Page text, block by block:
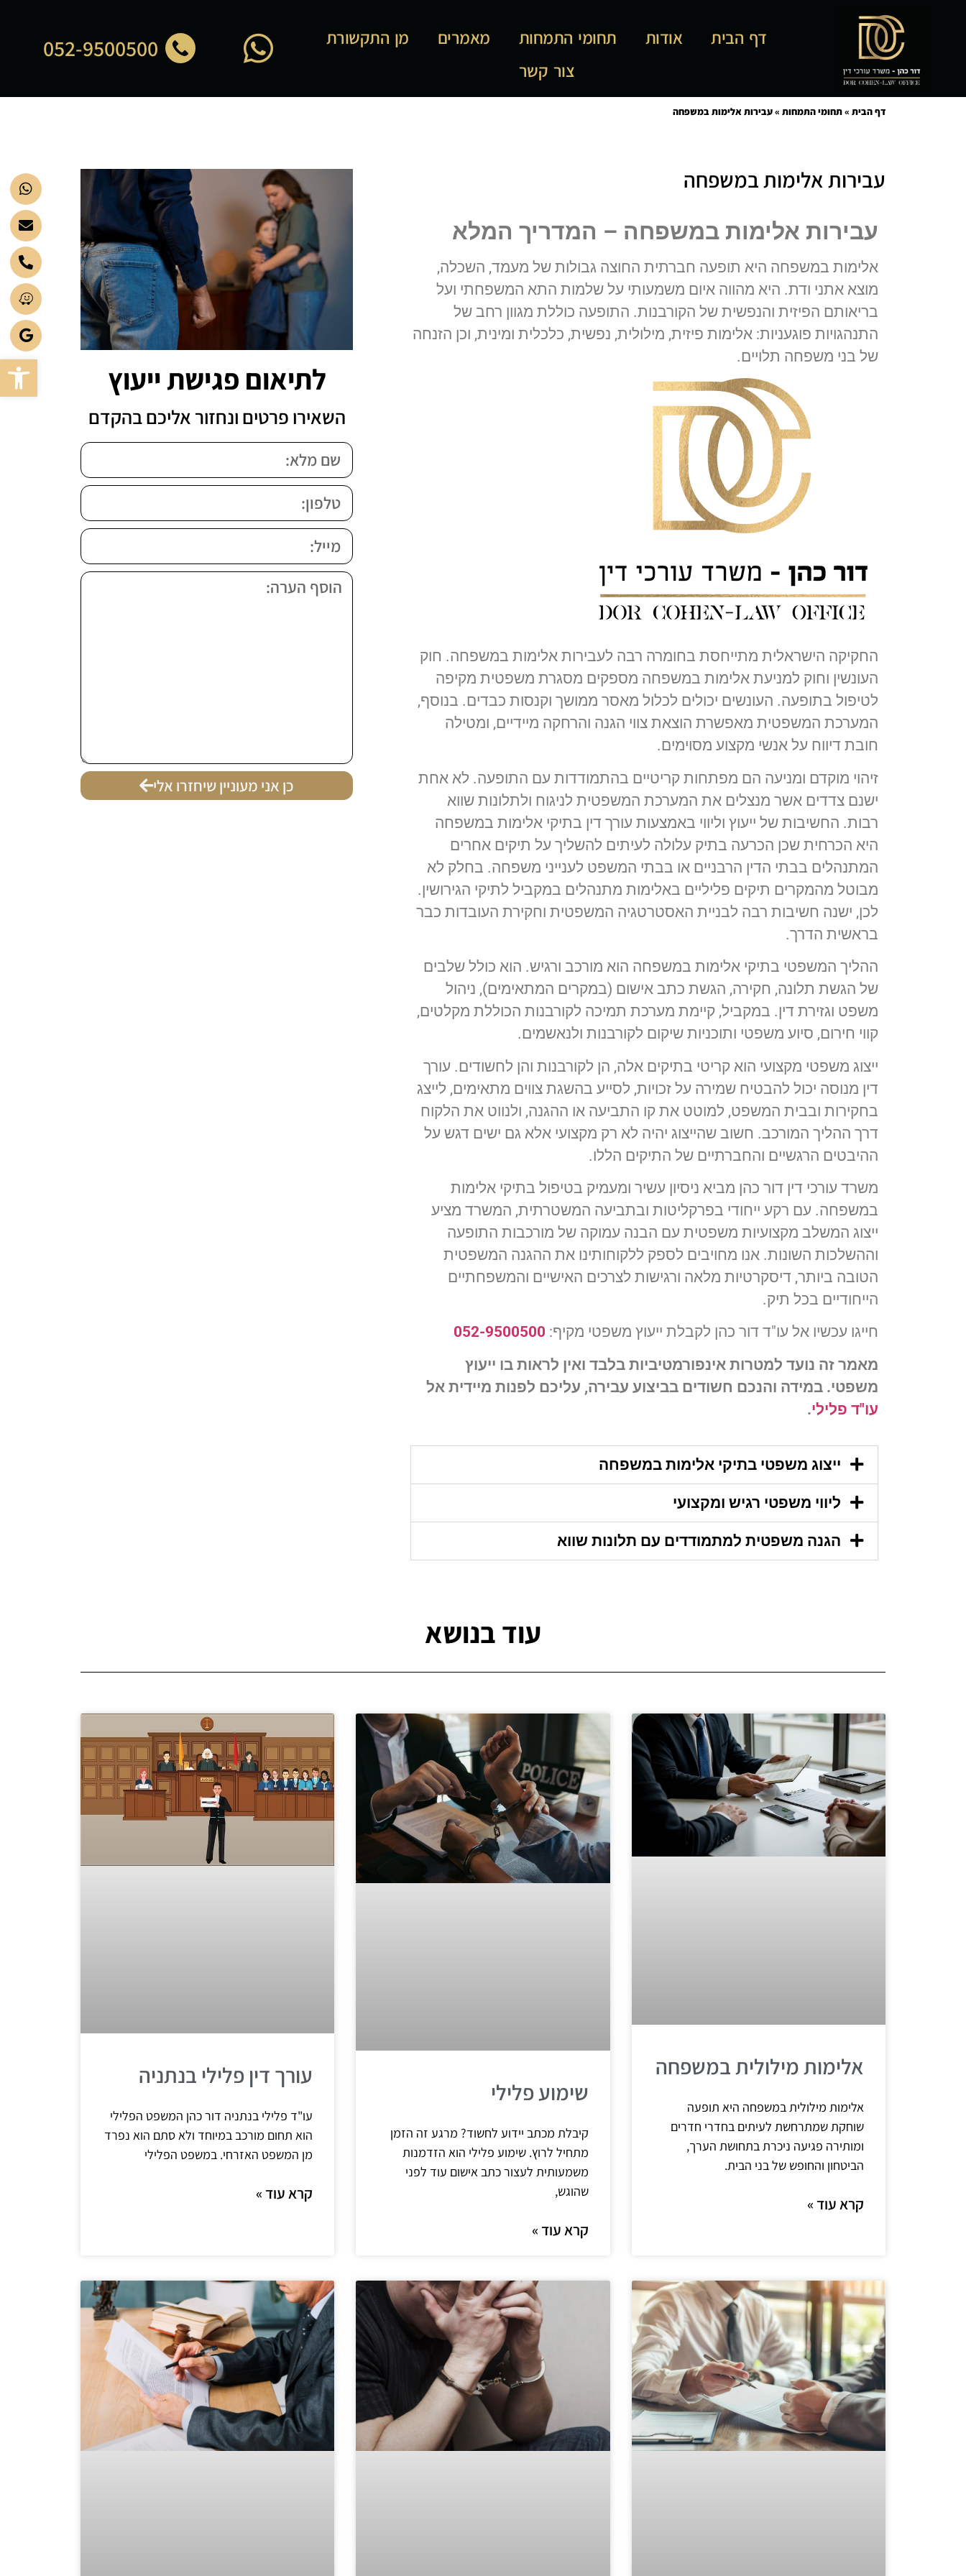
דף הבית אודות תחומי התמחות מאמרים
מן התקשורת
צור קשר
052-9500500
דף הבית »תחומי התמחות »עבירות אלימות במשפחה
עבירות אלימות במשפחה
עבירות אלימות במשפחה – המדריך המלא
אלימות במשפחה היא תופעה חברתית החוצה גבולות של מעמד, השכלה,
מוצא אתני ודת. היא מהווה איום משמעותי על שלמות התא המשפחתי ועל
בריאותם הפיזית והנפשית של הקורבנות. התופעה כוללת מגוון רחב של
התנהגויות פוגעניות: אלימות פיזית, מילולית, נפשית, כלכלית ומינית, וכן הזנחה
של בני משפחה תלויים.
החקיקה הישראלית מתייחסת בחומרה רבה לעבירות אלימות במשפחה. חוק
העונשין וחוק למניעת אלימות במשפחה מספקים מסגרת משפטית מקיפה
לטיפול בתופעה. העונשים יכולים לכלול מאסר ממושך וקנסות כבדים. בנוסף,
המערכת המשפטית מאפשרת הוצאת צווי הגנה והרחקה מיידיים, ומטילה
חובת דיווח על אנשי מקצוע מסוימים.
זיהוי מוקדם ומניעה הם מפתחות קריטיים בהתמודדות עם התופעה. לא אחת
ישנם צדדים אשר מנצלים את המערכת המשפטית לניגוח ולתלונות שווא
רבות. החשיבות של ייעוץ וליווי באמצעות עורך דין בתיקי אלימות במשפחה
היא הכרחית שכן הכרעה בתיק עלולה לעיתים להשליך על תיקים אחרים
המתנהלים בבתי הדין הרבניים או בבתי המשפט לענייני משפחה. בחלק לא
מבוטל מהמקרים תיקים פליליים באלימות מתנהלים במקביל לתיקי הגירושין.
לכן, ישנה חשיבות רבה לבניית האסטרטגיה המשפטית וחקירת העובדות כבר
בראשית הדרך.
ההליך המשפטי בתיקי אלימות במשפחה הוא מורכב ורגיש. הוא כולל שלבים
של הגשת תלונה, חקירה, הגשת כתב אישום (במקרים המתאימים), ניהול
משפט וגזירת דין. במקביל, קיימת מערכת תמיכה לקורבנות הכוללת מקלטים,
קווי חירום, סיוע משפטי ותוכניות שיקום לקורבנות ולנאשמים.
ייצוג משפטי מקצועי הוא קריטי בתיקים אלה, הן לקורבנות והן לחשודים. עורך
דין מנוסה יכול להבטיח שמירה על זכויות, לסייע בהשגת צווים מתאימים, לייצג
בחקירות ובבית המשפט, למוטט את קו התביעה או ההגנה, ולנווט את הלקוח
דרך ההליך המורכב. חשוב שהייצוג יהיה לא רק מקצועי אלא גם ישים דגש על
ההיבטים הרגשיים והחברתיים של התיקים הללו.
משרד עורכי דין דור כהן מביא ניסיון עשיר ומעמיק בטיפול בתיקי אלימות
במשפחה. עם רקע ייחודי בפרקליטות ובתביעה המשטרתית, המשרד מציע
ייצוג המשלב מקצועיות משפטית עם הבנה עמוקה של מורכבות התופעה
וההשלכות השונות. אנו מחויבים לספק ללקוחותינו את ההגנה המשפטית
הטובה ביותר, דיסקרטיות מלאה ורגישות לצרכים האישיים והמשפחתיים
הייחודיים בכל תיק.
חייגו עכשיו אל עו"ד דור כהן לקבלת ייעוץ משפטי מקיף: 052-9500500
מאמר זה נועד למטרות אינפורמטיביות בלבד ואין לראות בו ייעוץ
משפטי. במידה והנכם חשודים בביצוע עבירה, עליכם לפנות מיידית אל
עו"ד פלילי.
ייצוג משפטי בתיקי אלימות במשפחה
ליווי משפטי רגיש ומקצועי
הגנה משפטית למתמודדים עם תלונות שווא
לתיאום פגישת ייעוץ
השאירו פרטים ונחזור אליכם בהקדם
כן אני מעוניין שיחזרו אלי
עוד בנושא
אלימות מילולית במשפחה
אלימות מילולית במשפחה היא תופעה
שוחקת שמתרחשת לעיתים בחדרי חדרים
ומותירה פגיעה ניכרת בתחושת הערך,
הביטחון והחופש של בני הבית.
קרא עוד »
שימוע פלילי
קיבלת מכתב יידוע לחשוד? מרגע זה הזמן
מתחיל לרוץ. שימוע פלילי הוא הזדמנות
משמעותית לעצור כתב אישום עוד לפני
שהוגש,
קרא עוד »
עורך דין פלילי בנתניה
עו"ד פלילי בנתניה דור כהן המשפט הפלילי
הוא תחום מורכב במיוחד ולא סתם הוא נפרד
מן המשפט האזרחי. במשפט הפלילי
קרא עוד »
פתח